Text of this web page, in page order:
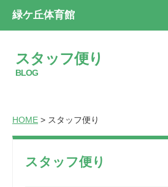
緑ケ丘体育館
スタッフ便り
BLOG
HOME > スタッフ便り
スタッフ便り